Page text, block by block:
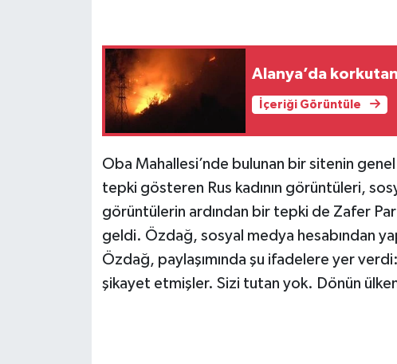
Alanya’da korkutan
İçeriği Görüntüle
Oba Mahallesi’nde bulunan bir sitenin
tepki gösteren Rus kadının görüntüleri,
görüntülerin ardından bir tepki de Zafer
geldi. Özdağ, sosyal medya hesabından
Özdağ, paylaşımında şu ifadelere yer
şikayet etmişler. Sizi tutan yok. Dönün